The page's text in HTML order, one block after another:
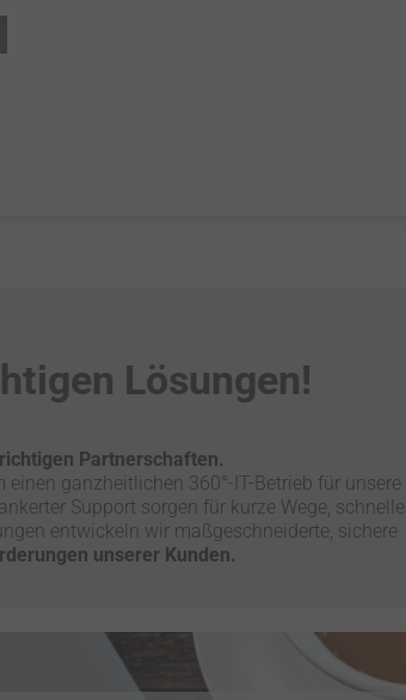
Lösungen!
Partnerschaften.
ganzheitlichen 360°-IT-Betrieb für unsere
Support sorgen für kurze Wege, schnelle
entwickeln wir maßgeschneiderte, sichere
unserer Kunden.